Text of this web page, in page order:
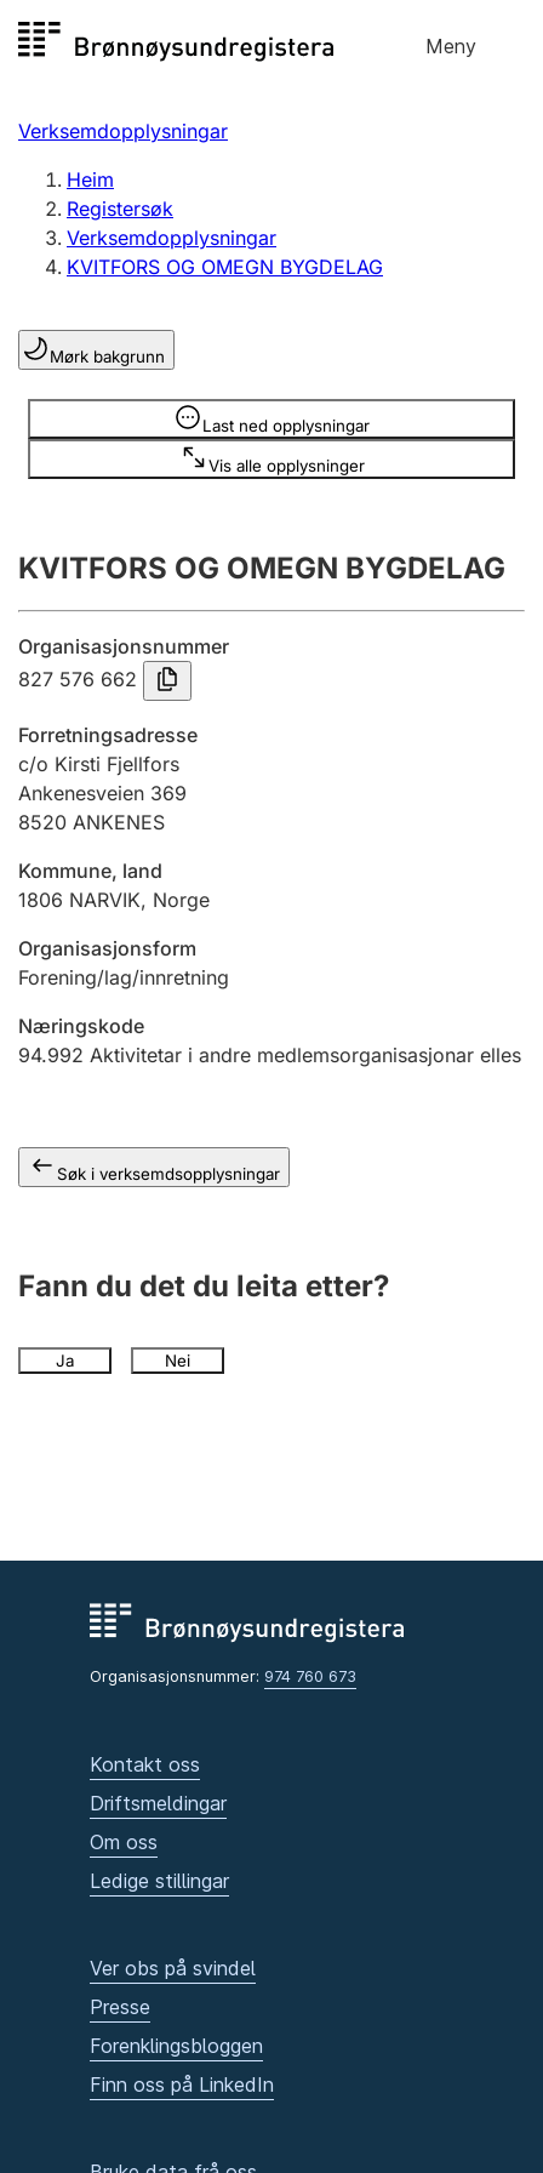
til
Meny
Registersøk
Aksjeselskap
Enkeltpersonføretak
Registrere, endre, slette
Lag og foreining
Registrere, endre, slette
Årsrekneskap
Innsending og forseinkingsgebyr
Jeger
Betaling og jegeravgiftskort
Ektepaktrettleiaren
Verksemdopplysningar
Heim
Registersøk
Verksemdopplysningar
KVITFORS OG OMEGN BYGDELAG
Mørk bakgrunn
Last ned opplysningar
Vis alle opplysninger
Opplysninger er skjult
KVITFORS OG OMEGN BYGDELAG
Organisasjonsnummer
827 576 662
Forretningsadresse
c/o Kirsti Fjellfors
Ankenesveien 369
8520 ANKENES
Kommune, land
1806 NARVIK, Norge
Organisasjonsform
Forening/lag/innretning
Næringskode
94.992 Aktivitetar i andre medlemsorganisasjonar elles
Søk i verksemdsopplysningar
Fann du det du leita etter?
Ja Nei
Organisasjonsnummer: 974 760 673
Kontakt oss
Driftsmeldingar
Om oss
Ledige stillingar
Ver obs på svindel
Presse
Forenklingsbloggen
Finn oss på LinkedIn